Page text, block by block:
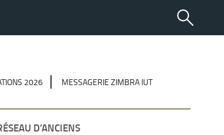
2026 MESSAGERIE ZIMBRA IUT
D’ANCIENS